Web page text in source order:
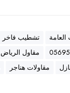
العامة تشطيب فاخر
مقاول الرياض
مقاولات هناجر